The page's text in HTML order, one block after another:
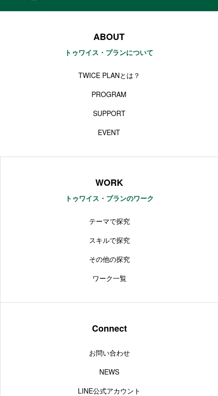
ABOUT
トゥワイス・プランについて
TWICE PLANとは？
PROGRAM
SUPPORT
EVENT
WORK
トゥワイス・プランのワーク
テーマで探究
スキルで探究
その他の探究
ワーク一覧
Connect
お問い合わせ
NEWS
LINE公式アカウント